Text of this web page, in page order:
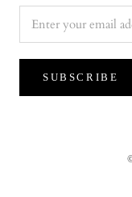
SUBSCRIBE